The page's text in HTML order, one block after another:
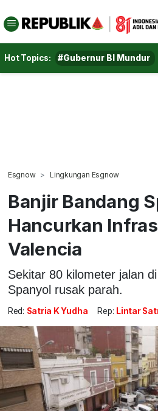
Hot Topics: #Gubernur BI Mundur
Esgnow Lingkungan Esgnow
Banjir Bandang
Hancurkan
Valencia
Sekitar 80 kilometer jalan
Spanyol rusak parah.
Red: Satria K Yudha Rep: Lintar